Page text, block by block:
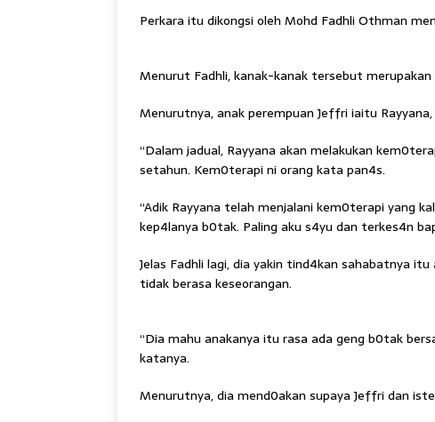
Perkara itu dikongsi oleh Mohd Fadhli Othman
Menurut Fadhli, kanak-kanak tersebut
Menurutnya, anak perempuan Jeffri iaitu
“Dalam jadual, Rayyana akan melakukan
setahun. Kem0terapi ni orang kata pan4s.
“Adik Rayyana telah menjalani kem0terapi yang
kep4lanya b0tak. Paling aku s4yu dan terkes4n
Jelas Fadhli lagi, dia yakin tind4kan sahabatnya
tidak berasa keseorangan.
“Dia mahu anakanya itu rasa ada geng b0tak
katanya.
Menurutnya, dia mend0akan supaya Jeffri dan